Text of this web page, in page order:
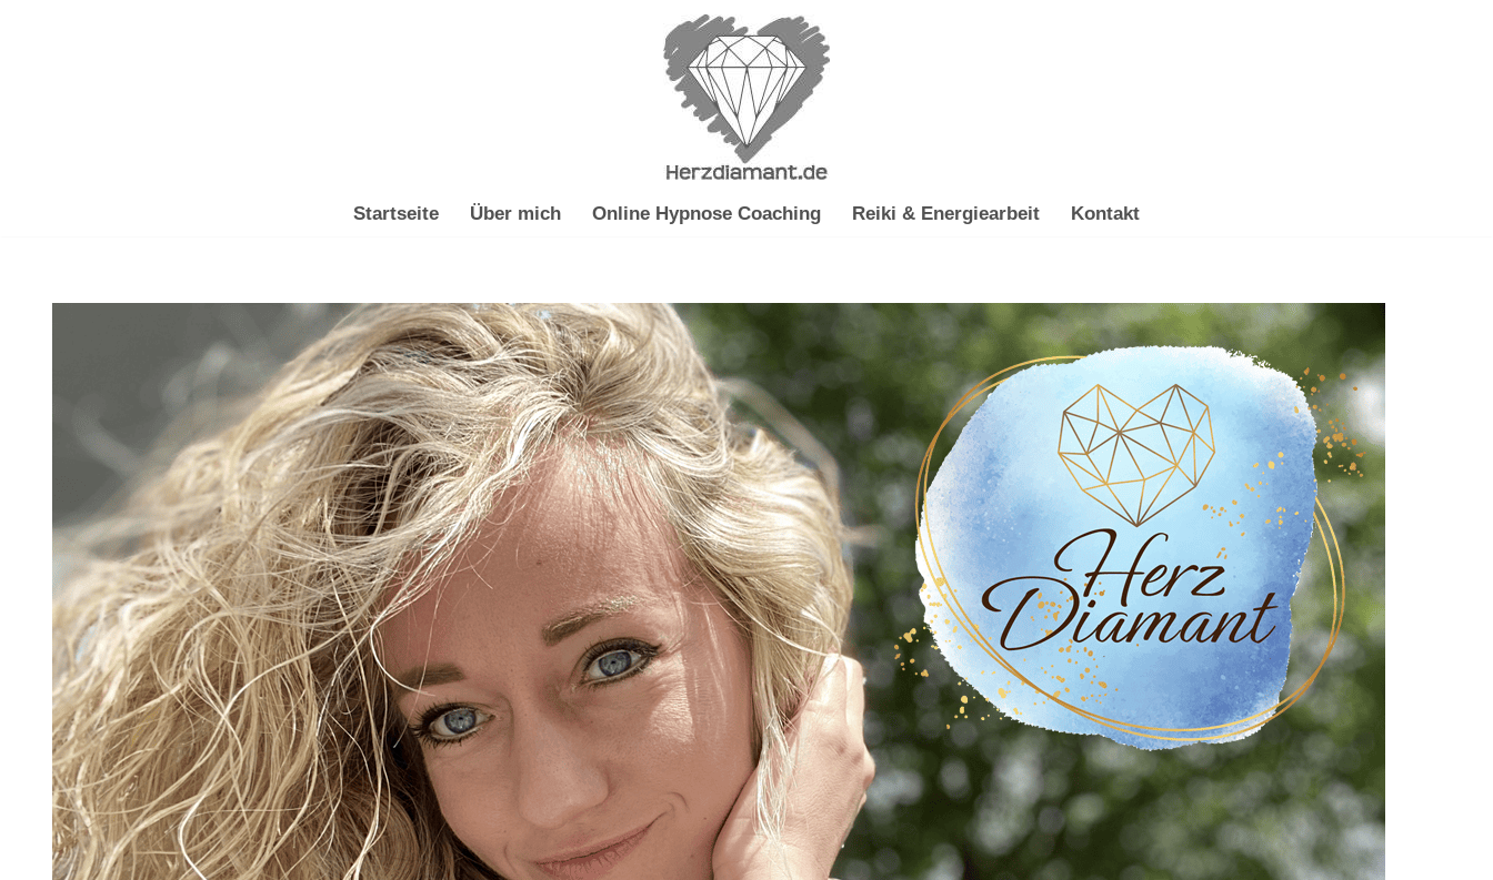
Startseite Über mich Online Hypnose Coaching Reiki & Energiearbeit Kontakt